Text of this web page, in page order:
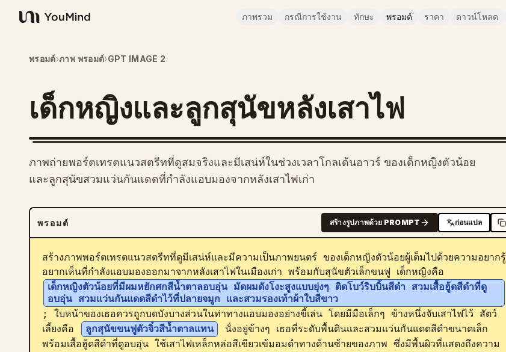
YouMind
ภาพรวม กรณีการใช้งาน ทักษะ พรอมต์ ราคา ดาวน์โหลด
พรอมต์›ภาพ พรอมต์›GPT IMAGE 2
เด็กหญิงและลูกสุนัขหลังเสาไฟ
ภาพถ่ายพอร์ตเทรตแนวสตรีทที่ดูสมจริงและมีเสน่ห์ในช่วงเวลาโกลเด้นอาวร์ ของเด็กหญิงตัวน้อย
และลูกสุนัขสวมแว่นกันแดดที่กำลังแอบมองจากหลังเสาไฟเก่า
พรอมต์ สร้างรูปภาพด้วย PROMPT ก่อนแปล
สร้างภาพพอร์ตเทรตแนวสตรีทที่ดูมีเสน่ห์และมีความเป็นภาพยนตร์ ของเด็กหญิงตัวน้อยผู้เต็มไปด้วยความอยากรู้
อยากเห็นที่กำลังแอบมองออกมาจากหลังเสาไฟในเมืองเก่า พร้อมกับสุนัขตัวเล็กขนฟู เด็กหญิงคือ
เด็กหญิงตัวน้อยที่มีผมหยักศกสีน้ำตาลอบอุ่น มัดผมดังโงะสูงแบบยุ่งๆ ติดโบว์ริบบิ้นสีดำ สวมเสื้อฮู้ดสีดำที่ดู
อบอุ่น สวมแว่นกันแดดสีดำไว้ที่ปลายจมูก และสวมรองเท้าผ้าใบสีขาว
; ใบหน้าของเธอควรถูกบดบังบางส่วนในท่าทางแอบมองอย่างขี้เล่น โดยมีมือเล็กๆ ข้างหนึ่งจับเสาไฟไว้ สัตว์
เลี้ยงคือ
ลูกสุนัขขนฟูตัวจิ๋วสีน้ำตาลแทน
นั่งอยู่ข้างๆ เธอที่ระดับพื้นดินและสวมแว่นกันแดดสีดำขนาดเล็ก
พร้อมเสื้อฮู้ดสีดำที่ดูอบอุ่น ใช้เสาไฟเหล็กหล่อสีเขียวเข้มอมดำทางด้านซ้ายของภาพ ซึ่งมีพื้นผิวที่แสดงถึงความ